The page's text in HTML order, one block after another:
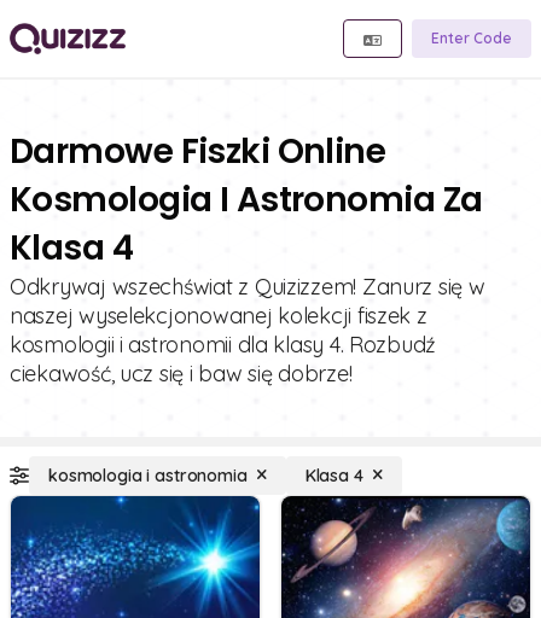
Enter Code
Darmowe Fiszki Online
Kosmologia I Astronomia Za
Klasa 4
Odkrywaj wszechświat z Quizizzem! Zanurz się w
naszej wyselekcjonowanej kolekcji fiszek z
kosmologii i astronomii dla klasy 4. Rozbudź
ciekawość, ucz się i baw się dobrze!
kosmologia i astronomia Klasa 4